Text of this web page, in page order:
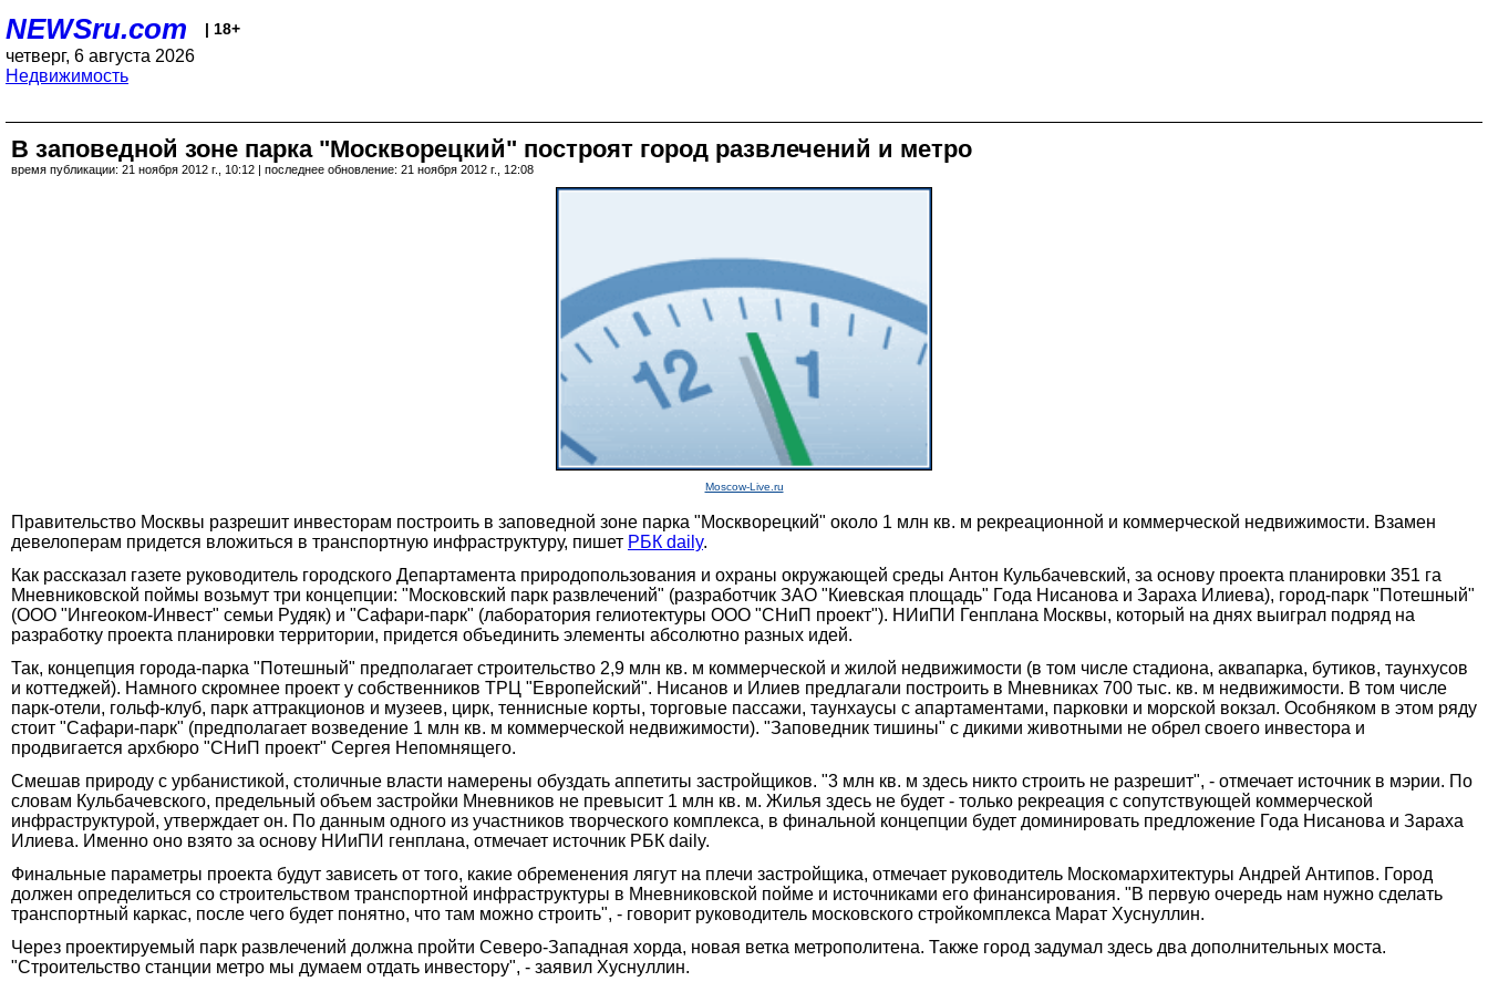
NEWSru.com | 18+
четверг, 6 августа 2026
Недвижимость
В заповедной зоне парка "Москворецкий" построят город развлечений и метро
время публикации: 21 ноября 2012 г., 10:12 | последнее обновление: 21 ноября 2012 г., 12:08
Moscow-Live.ru
Правительство Москвы разрешит инвесторам построить в заповедной зоне парка "Москворецкий" около 1 млн кв. м рекреационной и коммерческой недвижимости. Взамен
девелоперам придется вложиться в транспортную инфраструктуру, пишет РБК daily.
Как рассказал газете руководитель городского Департамента природопользования и охраны окружающей среды Антон Кульбачевский, за основу проекта планировки 351 га
Мневниковской поймы возьмут три концепции: "Московский парк развлечений" (разработчик ЗАО "Киевская площадь" Года Нисанова и Зараха Илиева), город-парк "Потешный"
(ООО "Ингеоком-Инвест" семьи Рудяк) и "Сафари-парк" (лаборатория гелиотектуры ООО "СНиП проект"). НИиПИ Генплана Москвы, который на днях выиграл подряд на
разработку проекта планировки территории, придется объединить элементы абсолютно разных идей.
Так, концепция города-парка "Потешный" предполагает строительство 2,9 млн кв. м коммерческой и жилой недвижимости (в том числе стадиона, аквапарка, бутиков, таунхусов
и коттеджей). Намного скромнее проект у собственников ТРЦ "Европейский". Нисанов и Илиев предлагали по­строить в Мневниках 700 тыс. кв. м недвижимости. В том числе
парк-отели, гольф-клуб, парк аттракционов и музеев, цирк, теннисные корты, торговые пассажи, таунхаусы с апартаментами, парковки и морской вокзал. Особняком в этом ряду
стоит "Сафари-парк" (предполагает возведение 1 млн кв. м коммерческой недвижимости). "Заповедник тишины" с дикими животными не обрел своего инвестора и
продвигается архбюро "СНиП проект" Сергея Непомнящего.
Смешав природу с урбанистикой, столичные власти намерены обуздать аппетиты застройщиков. "3 млн кв. м здесь никто строить не разрешит", - отмечает источник в мэрии. По
словам Кульбачевского, предельный объем застройки Мневников не превысит 1 млн кв. м. Жилья здесь не будет - только рекреация с сопутствующей коммерческой
инфраструктурой, утверждает он. По данным одного из участников творческого комплекса, в финальной концепции будет доминировать предложение Года Нисанова и Зараха
Илиева. Именно оно взято за основу НИиПИ генплана, отмечает источник РБК daily.
Финальные параметры проекта будут зависеть от того, какие обременения лягут на плечи застройщика, отмечает руководитель Москомархитектуры Андрей Антипов. Город
должен определиться со строительством транспортной инфраструктуры в Мневниковской пойме и источниками его финансирования. "В первую очередь нам нужно сделать
транспортный каркас, после чего будет понятно, что там можно строить", - говорит руководитель московского стройкомплекса Марат Хуснуллин.
Через проектируемый парк развлечений должна пройти Северо-Западная хорда, новая ветка метрополитена. Также город задумал здесь два дополнительных моста.
"Строительство станции метро мы думаем отдать инвестору", - заявил Хуснуллин.